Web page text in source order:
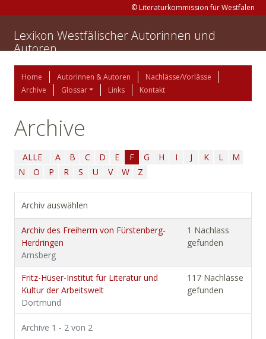
© Literaturkommission für Westfalen
Lexikon Westfälischer Autorinnen und
Autoren
Home Autorinnen & Autoren
Nachlässe/Vorlässe
Archive
Glossar Links Kontakt
Archive
ALLE A B C D E F G H I J K L
M
N
O P R S U V W Z
Archiv auswählen
Archiv des Freiherrn von Fürstenberg-
Herdringen
Arnsberg
1 Nachlass
gefunden
Fritz-Hüser-Institut für Literatur und
Kultur der Arbeitswelt
Dortmund
117 Nachlässe
gefunden
Archive 1 - 2 von 2